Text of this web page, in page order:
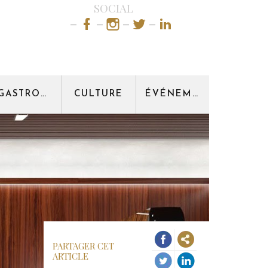
SOCIAL
GASTRONOMIE CULTURE ÉVÉNEMENT
PARTAGER CET
ARTICLE